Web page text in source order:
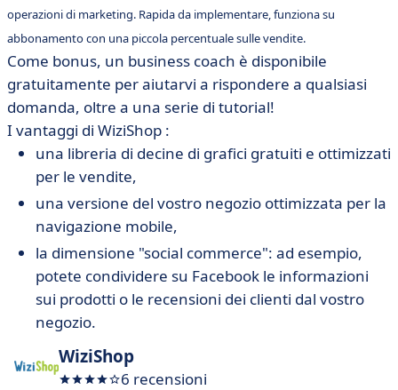
operazioni di marketing. Rapida da implementare, funziona su
abbonamento con una piccola percentuale sulle vendite.
Come bonus, un business coach è disponibile
gratuitamente per aiutarvi a rispondere a qualsiasi
domanda, oltre a una serie di tutorial!
I vantaggi di WiziShop :
una libreria di decine di grafici gratuiti e ottimizzati
per le vendite,
una versione del vostro negozio ottimizzata per la
navigazione mobile,
la dimensione "social commerce": ad esempio,
potete condividere su Facebook le informazioni
sui prodotti o le recensioni dei clienti dal vostro
negozio.
WiziShop
6 recensioni